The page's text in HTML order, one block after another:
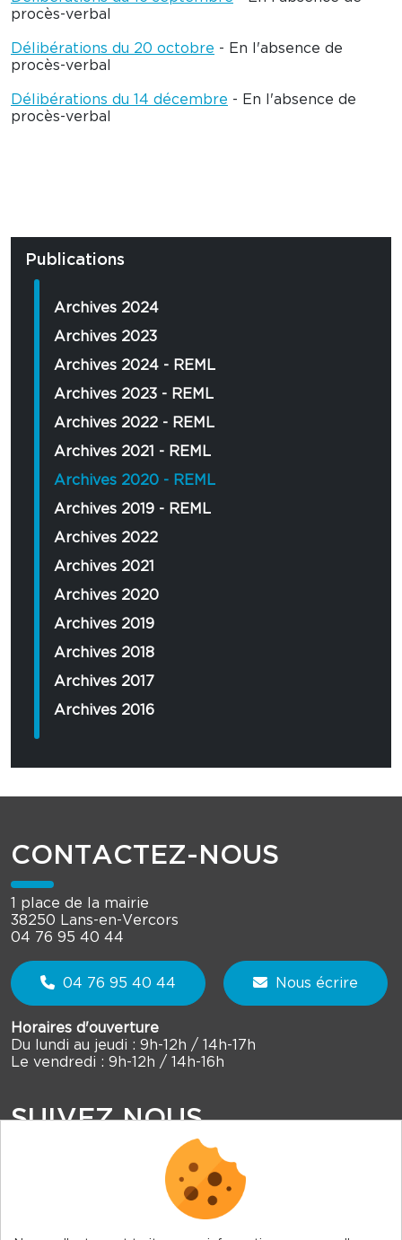
procès-verbal
Délibérations du 20 octobre - En l'absence de
procès-verbal
Délibérations du 14 décembre - En l'absence de
procès-verbal
Publications
Archives 2024
Archives 2023
Archives 2024 - REML
Archives 2023 - REML
Archives 2022 - REML
Archives 2021 - REML
Archives 2020 - REML
Archives 2019 - REML
Archives 2022
Archives 2021
Archives 2020
Archives 2019
Archives 2018
Archives 2017
Archives 2016
CONTACTEZ-NOUS
1 place de la mairie
38250 Lans-en-Vercors
04 76 95 40 44
04 76 95 40 44 Nous écrire
Horaires d'ouverture
Du lundi au jeudi : 9h-12h / 14h-17h
Le vendredi : 9h-12h / 14h-16h
SUIVEZ NOUS